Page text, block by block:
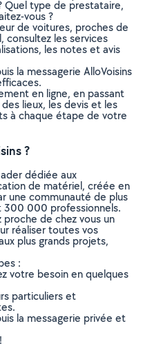
Quel type de prestataire,
vous ?
de voitures, proches de
consultez les services
les notes et avis
la messagerie AlloVoisins
en ligne, en passant
lieux, les devis et les
à chaque étape de votre
?
dédiée aux
de matériel, créée en
une communauté de plus
300 000 professionnels.
de chez vous un
réaliser toutes vos
plus grands projets,
:
votre besoin en quelques
particuliers et
la messagerie privée et